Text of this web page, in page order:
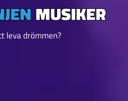
MUSIKER
leva drömmen?